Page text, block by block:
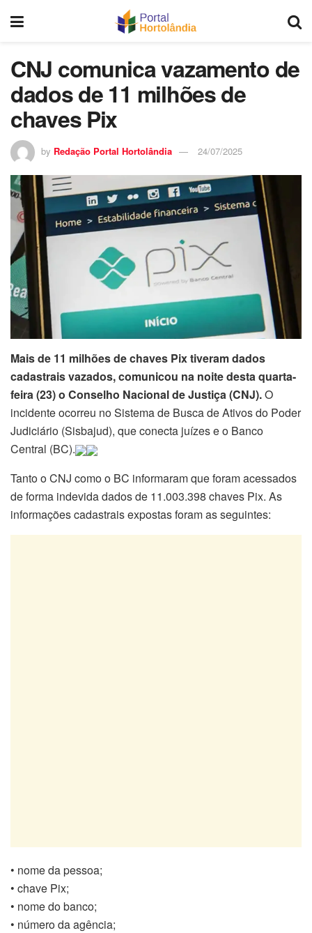
CNJ comunica vazamento de
dados de 11 milhões de
chaves Pix
by Redação Portal Hortolândia 24/07/2025
Mais de 11 milhões de chaves Pix tiveram dados
cadastrais vazados, comunicou na noite desta quarta-
feira (23) o Conselho Nacional de Justiça (CNJ).O
incidente ocorreu no Sistema de Busca de Ativos do Poder
Judiciário (Sisbajud), que conecta juízes e o Banco
Central (BC).
Tanto o CNJ como o BC informaram que foram acessados
de forma indevida dados de 11.003.398 chaves Pix. As
informações cadastrais expostas foram as seguintes:
• nome da pessoa;
• chave Pix;
• nome do banco;
• número da agência;